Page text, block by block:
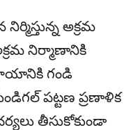
అక్రమ
నిర్మాణానికి
గండి
పట్టణ ప్రణాళిక
తీసుకోకుండా